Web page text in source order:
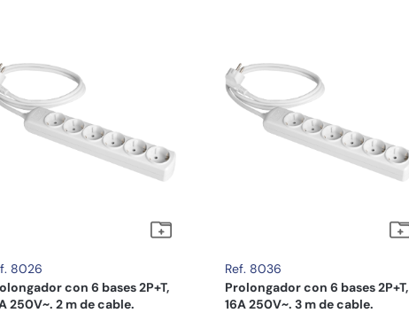
8026
con 6 bases 2P+T,
250V~. 2 m de cable.
Ref. 8036
Prolongador con 6 bases 2P+T,
16A 250V~. 3 m de cable.